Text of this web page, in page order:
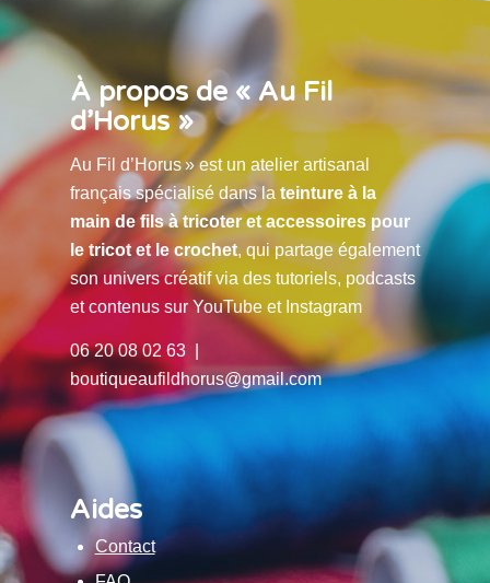
À propos de « Au Fil
d’Horus »
Au Fil d’Horus » est un atelier artisanal
français spécialisé dans la teinture à la
main de fils à tricoter et accessoires pour
le tricot et le crochet, qui partage également
son univers créatif via des tutoriels, podcasts
et contenus sur YouTube et Instagram
06 20 08 02 63 |
boutiqueaufildhorus@gmail.com
Aides
Contact